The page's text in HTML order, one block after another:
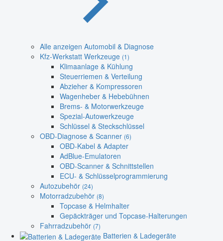
Alle anzeigen Automobil & Diagnose
Kfz-Werkstatt Werkzeuge (1)
Klimaanlage & Kühlung
Steuerriemen & Verteilung
Abzieher & Kompressoren
Wagenheber & Hebebühnen
Brems- & Motorwerkzeuge
Spezial-Autowerkzeuge
Schlüssel & Steckschlüssel
OBD-Diagnose & Scanner (6)
OBD-Kabel & Adapter
AdBlue-Emulatoren
OBD-Scanner & Schnittstellen
ECU- & Schlüsselprogrammierung
Autozubehör (24)
Motorradzubehör (8)
Topcase & Helmhalter
Gepäckträger und Topcase-Halterungen
Fahrradzubehör (7)
Batterien & Ladegeräte